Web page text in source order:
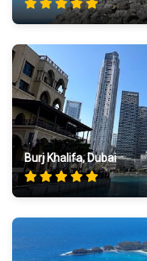
Burj Khalifa, Dubai